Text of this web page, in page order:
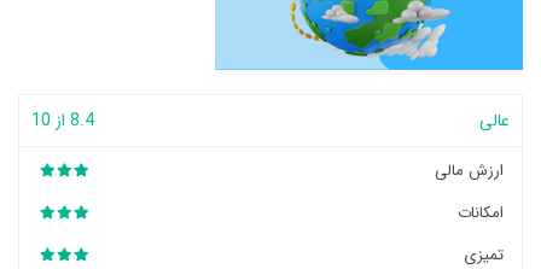
عالی 8.4 از 10
ارزش مالی
امکانات
تمیزی